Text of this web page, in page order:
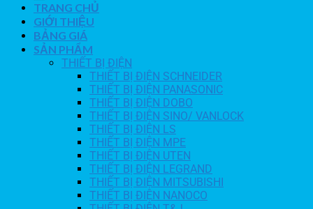
TRANG CHỦ
GIỚI THIỆU
BẢNG GIÁ
SẢN PHẨM
THIẾT BỊ ĐIỆN
THIẾT BỊ ĐIỆN SCHNEIDER
THIẾT BỊ ĐIỆN PANASONIC
THIẾT BỊ ĐIỆN DOBO
THIẾT BỊ ĐIỆN SINO/ VANLOCK
THIẾT BỊ ĐIỆN LS
THIẾT BỊ ĐIỆN MPE
THIẾT BỊ ĐIỆN UTEN
THIẾT BỊ ĐIỆN LEGRAND
THIẾT BỊ ĐIỆN MITSUBISHI
THIẾT BỊ ĐIỆN NANOCO